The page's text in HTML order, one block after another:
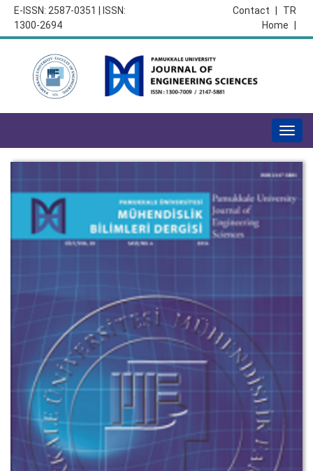
E-ISSN: 2587-0351 | ISSN:
1300-2694
TR
Contact
Home